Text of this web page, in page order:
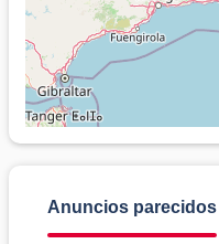
Anuncios parecidos